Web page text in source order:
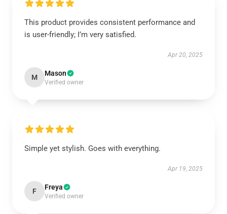
This product provides consistent performance and
is user-friendly; I’m very satisfied.
Apr 20, 2025
M Mason
Verified owner
Simple yet stylish. Goes with everything.
Apr 19, 2025
F Freya
Verified owner